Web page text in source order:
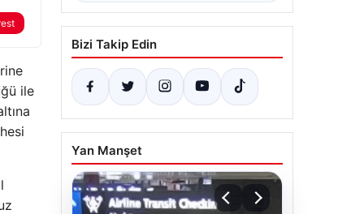
ile
Bizi Takip Edin
Yan Manşet